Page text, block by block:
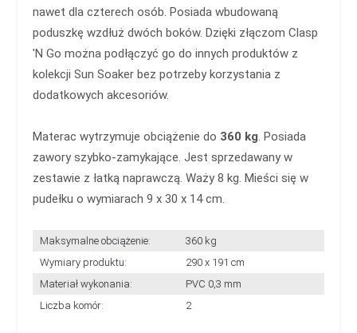
nawet dla czterech osób. Posiada wbudowaną
poduszkę wzdłuż dwóch boków. Dzięki złączom Clasp
'N Go można podłączyć go do innych produktów z
kolekcji Sun Soaker bez potrzeby korzystania z
dodatkowych akcesoriów.
Materac wytrzymuje obciążenie do 360 kg. Posiada
zawory szybko-zamykające. Jest sprzedawany w
zestawie z łatką naprawczą. Waży 8 kg. Mieści się w
pudełku o wymiarach 9 x 30 x 14 cm.
Maksymalne obciążenie:
360 kg
Wymiary produktu:
290 x 191 cm
Materiał wykonania:
PVC 0,3 mm
Liczba komór:
2